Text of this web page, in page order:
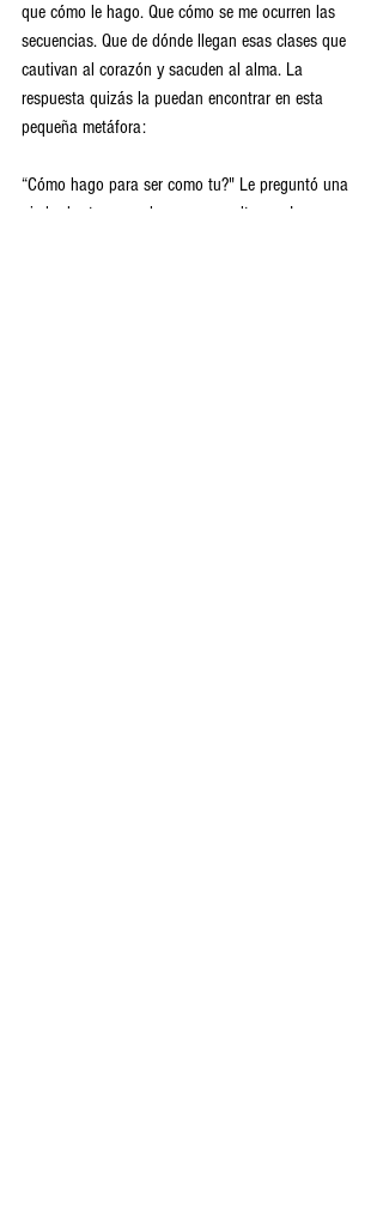
que cómo le hago. Que cómo se me ocurren las
secuencias. Que de dónde llegan esas clases que
cautivan al corazón y sacuden al alma. La
respuesta quizás la puedan encontrar en esta
pequeña metáfora:
“Cómo hago para ser como tu?" Le preguntó una
piedra bruta a una hermosa escultura.... La